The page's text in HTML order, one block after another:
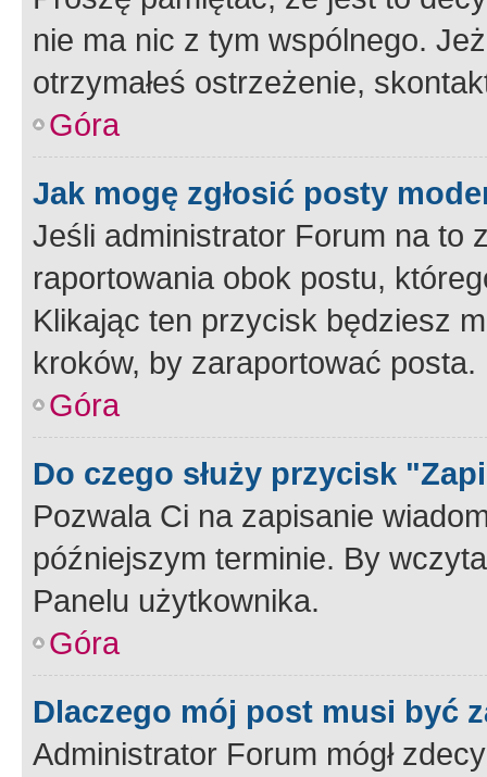
nie ma nic z tym wspólnego.
otrzymałeś ostrzeżenie,
Góra
Jak mogę zgłosić posty
Jeśli administrator Forum na to
raportowania obok postu,
Klikając ten przycisk będziesz
kroków, by zaraportować posta.
Góra
Do czego służy przycisk
Pozwala Ci na zapisanie
późniejszym terminie. By
Panelu użytkownika.
Góra
Dlaczego mój post musi być
Administrator Forum mógł